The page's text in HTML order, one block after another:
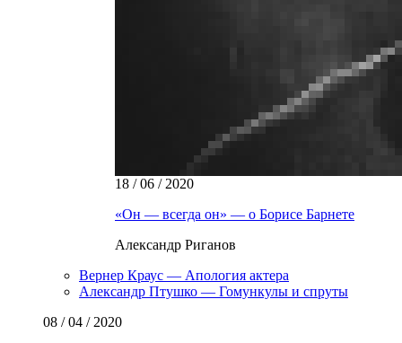
18 / 06 / 2020
«Он — всегда он» — о Борисе Барнете
Александр Риганов
Вернер Краус — Апология актера
Александр Птушко — Гомункулы и спруты
08 / 04 / 2020